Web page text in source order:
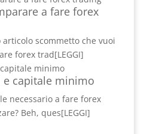
a fare forex
scommetto che vuoi
forex trad[LEGGI]
e capitale minimo
necessario a fare forex
Beh, ques[LEGGI]